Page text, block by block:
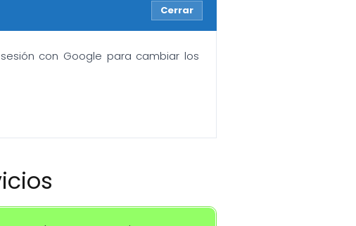
Cerrar
con Google para cambiar los